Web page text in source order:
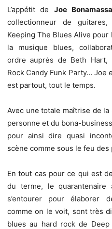
L’appétit de Joe Bonamassa
collectionneur de
Keeping The Blues Alive
la musique blues,
ordre auprès de Beth Hart,
Rock Candy Funk Party… Joe
est partout, tout le temps.
Avec une totale maîtrise de
personne et du bona-
pour ainsi dire quasi
scène comme sous le feu
En tout cas pour ce qui est
du terme, le
s’entourer pour élaborer
comme on le voit, sont très
blues au hard rock de